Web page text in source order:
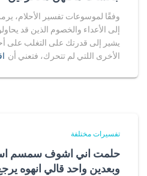
وفقًا لموسوعات تفسير الأحلام،
إلى الأعداء والخصوم الذين قد
يشير إلى قدرتك على التغلب على أحد
الأخرى اللتي لم تتحرك، فتعني أن
تفسيرات مختلفة
حلمت اني اشوف سمسم
وبعدين واحد قالي انهوه